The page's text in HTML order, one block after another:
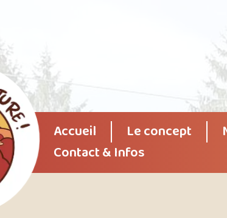
Accueil Le concept
Contact & Infos